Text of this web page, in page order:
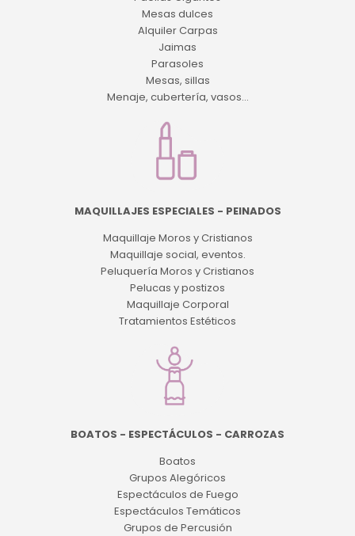
Mesas dulces
Alquiler Carpas
Jaimas
Parasoles
Mesas, sillas
Menaje, cubertería, vasos...
MAQUILLAJES ESPECIALES - PEINADOS
Maquillaje Moros y Cristianos
Maquillaje social, eventos.
Peluquería Moros y Cristianos
Pelucas y postizos
Maquillaje Corporal
Tratamientos Estéticos
BOATOS - ESPECTÁCULOS - CARROZAS
Boatos
Grupos Alegóricos
Espectáculos de Fuego
Espectáculos Temáticos
Grupos de Percusión